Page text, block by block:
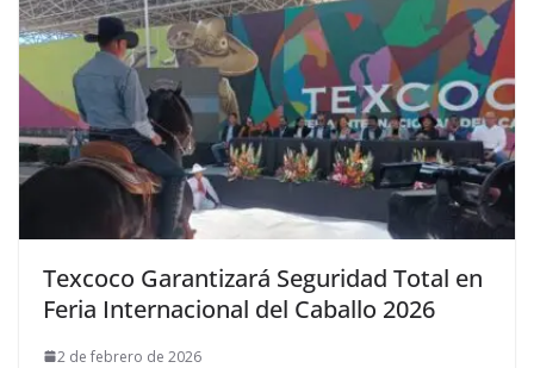
Texcoco Garantizará Seguridad Total en
Feria Internacional del Caballo 2026
2 de febrero de 2026